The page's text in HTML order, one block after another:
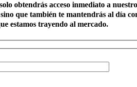
obtendrás acceso inmediato a
que también te mantendrás al día
estamos trayendo al mercado.